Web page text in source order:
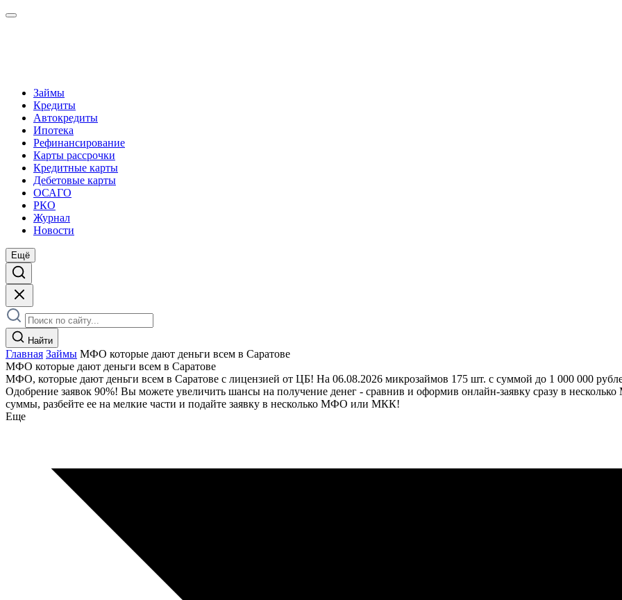
Займы
Кредиты
Автокредиты
Ипотека
Рефинансирование
Карты рассрочки
Кредитные карты
Дебетовые карты
ОСАГО
РКО
Журнал
Новости
Ещё
Найти
Главная Займы МФО которые дают деньги всем в Саратове
МФО которые дают деньги всем в Саратове
МФО, которые дают деньги всем в Саратове с лицензией от ЦБ! На 06.08.2026 микрозаймов 175 шт. с суммой до 1 000 000
Одобрение заявок 90%! Вы можете увеличить шансы на получение денег - сравнив и оформив онлайн-заявку сразу в
суммы, разбейте ее на мелкие части и подайте заявку в несколько МФО или МКК!
Еще